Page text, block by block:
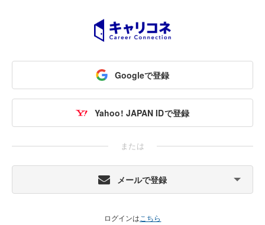
Googleで登録
Yahoo! JAPAN IDで登録
または
メールで登録
ログインは こちら